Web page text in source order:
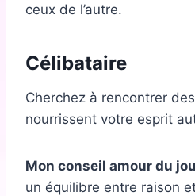
ceux de l’autre.
Célibataire
Cherchez à rencontrer
nourrissent votre esprit
Mon conseil amour du
un équilibre entre raison